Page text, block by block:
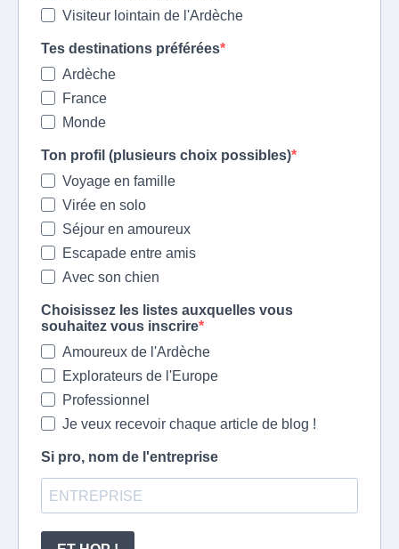
Visiteur lointain de l'Ardèche
Tes destinations préférées
Ardèche
France
Monde
Ton profil (plusieurs choix possibles)
Voyage en famille
Virée en solo
Séjour en amoureux
Escapade entre amis
Avec son chien
Choisissez les listes auxquelles vous
souhaitez vous inscrire
Amoureux de l'Ardèche
Explorateurs de l'Europe
Professionnel
Je veux recevoir chaque article de blog !
Si pro, nom de l'entreprise